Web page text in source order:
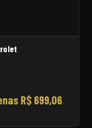
R$ 699,06